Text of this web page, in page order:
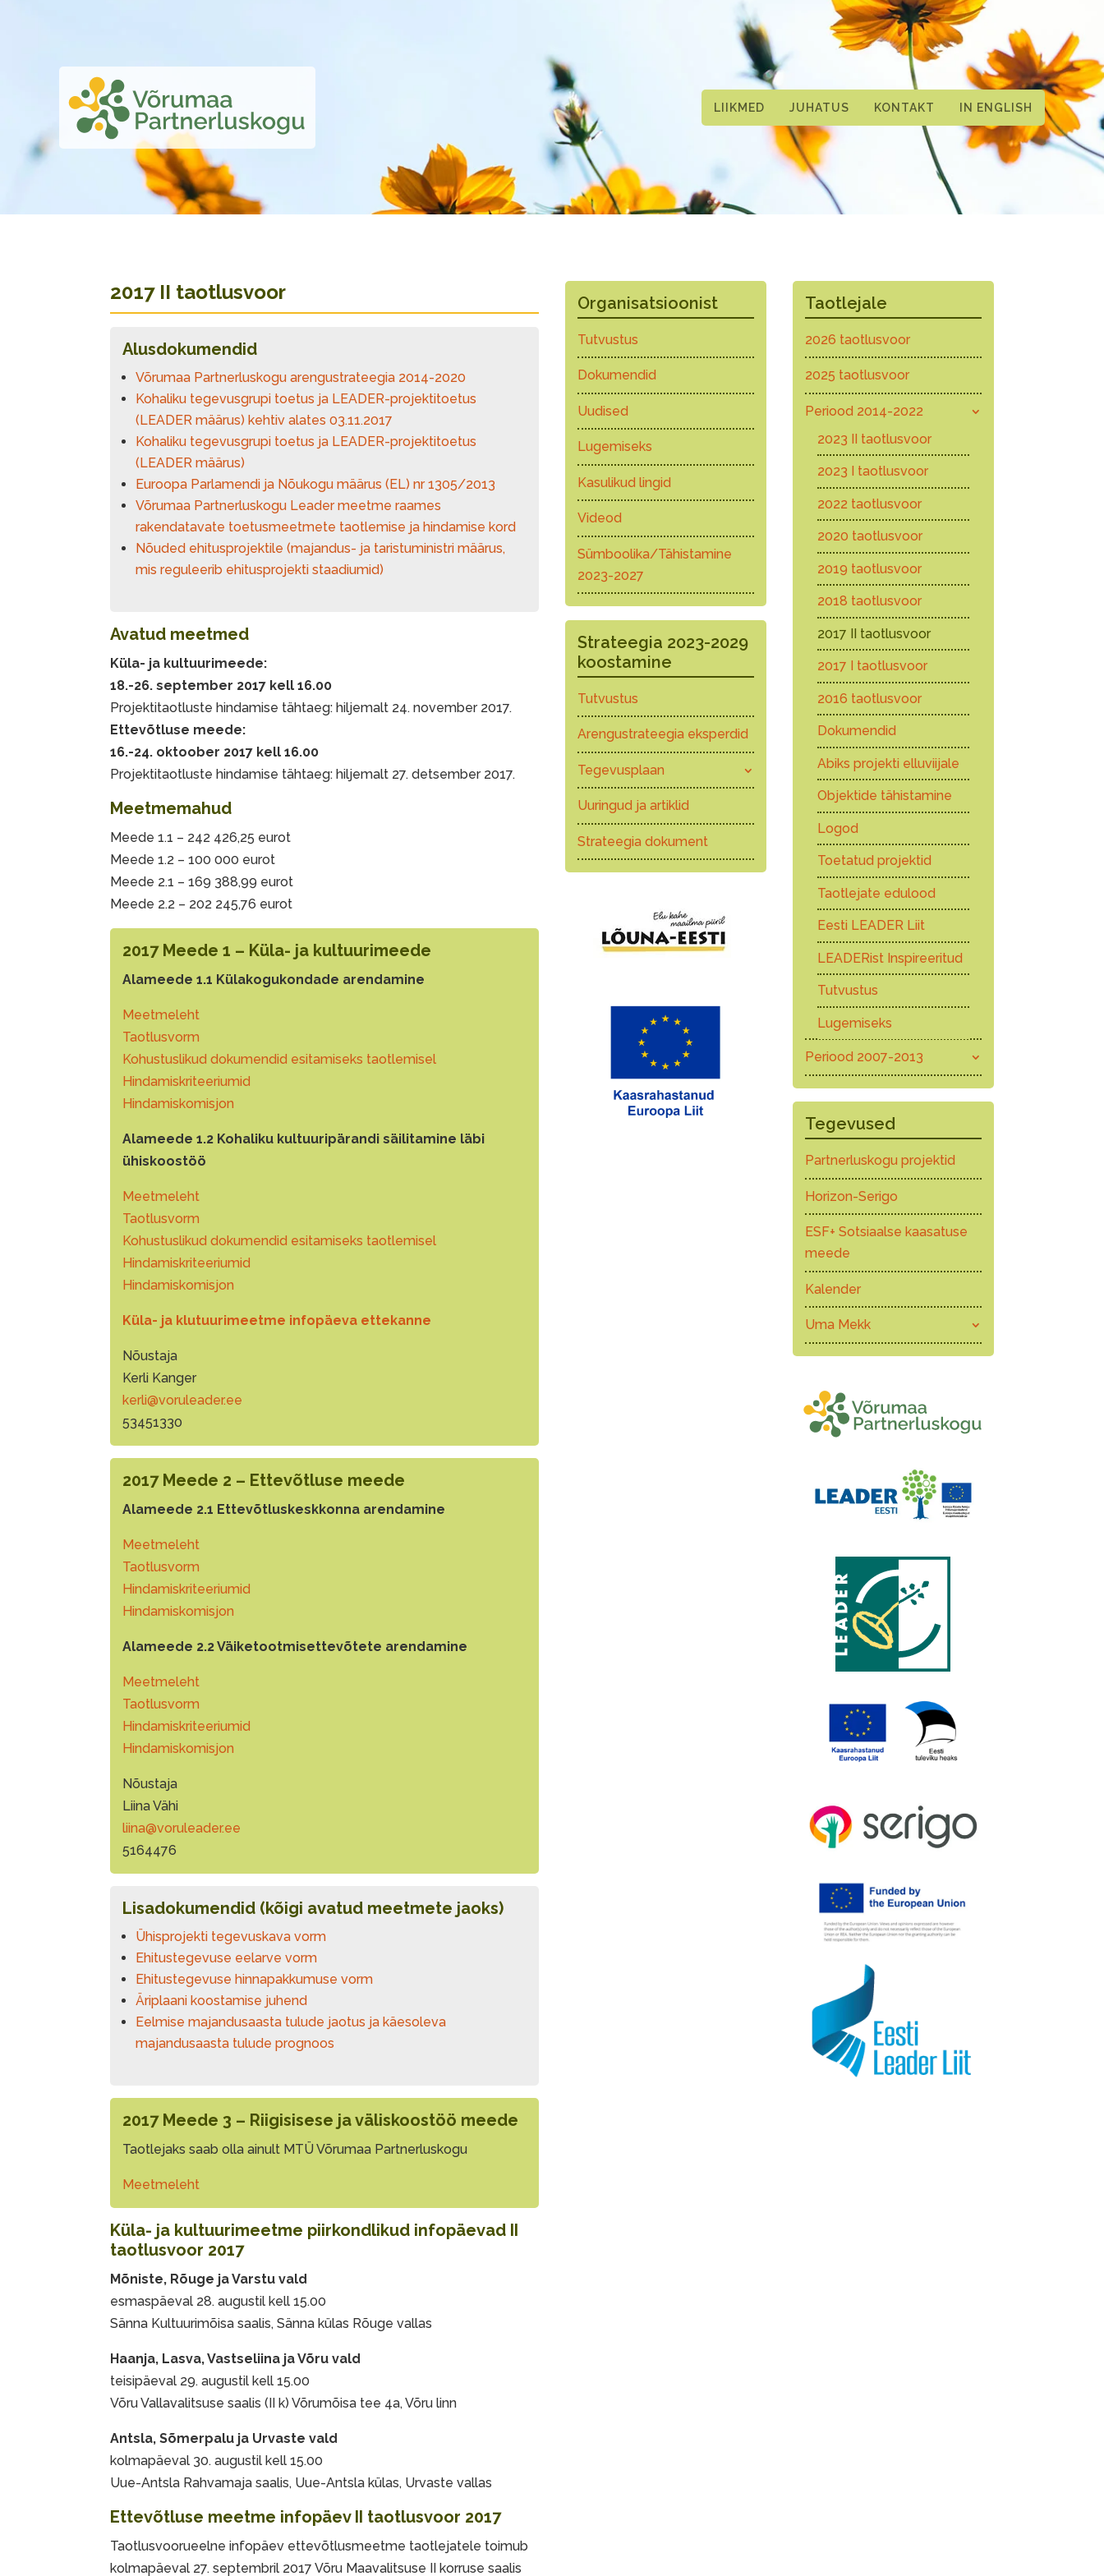
LIIKMED JUHATUS KONTAKT IN ENGLISH
2017 II taotlusvoor
Alusdokumendid
Võrumaa Partnerluskogu arengustrateegia 2014-2020
Kohaliku tegevusgrupi toetus ja LEADER-projektitoetus
(LEADER määrus) kehtiv alates 03.11.2017
Kohaliku tegevusgrupi toetus ja LEADER-projektitoetus
(LEADER määrus)
Euroopa Parlamendi ja Nõukogu määrus (EL) nr 1305/2013
Võrumaa Partnerluskogu Leader meetme raames
rakendatavate toetusmeetmete taotlemise ja hindamise kord
Nõuded ehitusprojektile (majandus- ja taristuministri määrus,
mis reguleerib ehitusprojekti staadiumid)
Avatud meetmed
Küla- ja kultuurimeede:
18.-26. september 2017 kell 16.00
Projektitaotluste hindamise tähtaeg: hiljemalt 24. november 2017.
Ettevõtluse meede:
16.-24. oktoober 2017 kell 16.00
Projektitaotluste hindamise tähtaeg: hiljemalt 27. detsember 2017.
Meetmemahud
Meede 1.1 – 242 426,25 eurot
Meede 1.2 – 100 000 eurot
Meede 2.1 – 169 388,99 eurot
Meede 2.2 – 202 245,76 eurot
2017 Meede 1 – Küla- ja kultuurimeede
Alameede 1.1 Külakogukondade arendamine
Meetmeleht
Taotlusvorm
Kohustuslikud dokumendid esitamiseks taotlemisel
Hindamiskriteeriumid
Hindamiskomisjon
Alameede 1.2 Kohaliku kultuuripärandi säilitamine läbi
ühiskoostöö
Meetmeleht
Taotlusvorm
Kohustuslikud dokumendid esitamiseks taotlemisel
Hindamiskriteeriumid
Hindamiskomisjon
Küla- ja klutuurimeetme infopäeva ettekanne
Nõustaja
Kerli Kanger
kerli@voruleader.ee
53451330
2017 Meede 2 – Ettevõtluse meede
Alameede 2.1 Ettevõtluskeskkonna arendamine
Meetmeleht
Taotlusvorm
Hindamiskriteeriumid
Hindamiskomisjon
Alameede 2.2 Väiketootmisettevõtete arendamine
Meetmeleht
Taotlusvorm
Hindamiskriteeriumid
Hindamiskomisjon
Nõustaja
Liina Vähi
liina@voruleader.ee
5164476
Lisadokumendid (kõigi avatud meetmete jaoks)
Ühisprojekti tegevuskava vorm
Ehitustegevuse eelarve vorm
Ehitustegevuse hinnapakkumuse vorm
Äriplaani koostamise juhend
Eelmise majandusaasta tulude jaotus ja käesoleva
majandusaasta tulude prognoos
2017 Meede 3 – Riigisisese ja väliskoostöö meede
Taotlejaks saab olla ainult MTÜ Võrumaa Partnerluskogu
Meetmeleht
Küla- ja kultuurimeetme piirkondlikud infopäevad II
taotlusvoor 2017
Mõniste, Rõuge ja Varstu vald
esmaspäeval 28. augustil kell 15.00
Sänna Kultuurimõisa saalis, Sänna külas Rõuge vallas
Haanja, Lasva, Vastseliina ja Võru vald
teisipäeval 29. augustil kell 15.00
Võru Vallavalitsuse saalis (II k) Võrumõisa tee 4a, Võru linn
Antsla, Sõmerpalu ja Urvaste vald
kolmapäeval 30. augustil kell 15.00
Uue-Antsla Rahvamaja saalis, Uue-Antsla külas, Urvaste vallas
Ettevõtluse meetme infopäev II taotlusvoor 2017
Taotlusvoorueelne infopäev ettevõtlusmeetme taotlejatele toimub
kolmapäeval 27. septembril 2017 Võru Maavalitsuse II korruse saalis
Organisatsioonist
Tutvustus
Dokumendid
Uudised
Lugemiseks
Kasulikud lingid
Videod
Sümboolika/Tähistamine
2023-2027
Strateegia 2023-2029
koostamine
Tutvustus
Arengustrateegia eksperdid
Tegevusplaan
Uuringud ja artiklid
Strateegia dokument
Taotlejale
2026 taotlusvoor
2025 taotlusvoor
Periood 2014-2022
2023 II taotlusvoor
2023 I taotlusvoor
2022 taotlusvoor
2020 taotlusvoor
2019 taotlusvoor
2018 taotlusvoor
2017 II taotlusvoor
2017 I taotlusvoor
2016 taotlusvoor
Dokumendid
Abiks projekti elluviijale
Objektide tähistamine
Logod
Toetatud projektid
Taotlejate edulood
Eesti LEADER Liit
LEADERist Inspireeritud
Tutvustus
Lugemiseks
Periood 2007-2013
Tegevused
Partnerluskogu projektid
Horizon-Serigo
ESF+ Sotsiaalse kaasatuse
meede
Kalender
Uma Mekk